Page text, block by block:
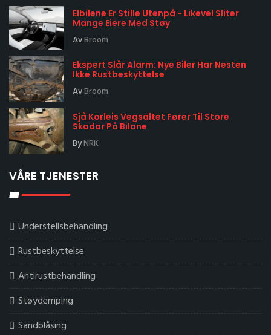
Elbilene Er Stille Utenpå - Likevel Sliter
Mange Eiere Med Støy
AvBroom
Ekspert Slår Alarm: Nye Biler Har Nesten
Ikke Rustbeskyttelse
AvBroom
Sjå Korleis Vegsaltet Fører Til Store
Skadar På Bilane
ByNRK
VÅRE TJENESTER
Understellsbehandling
Rustbeskyttelse
Antirustbehandling
Støydemping
Sandblåsing